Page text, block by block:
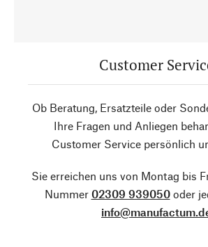
Customer
Ob Beratung, Ersatzteile oder
Ihre Fragen und Anliegen
Customer Service persönlich
Sie erreichen uns von Montag bis
Nummer 02309 939050oder